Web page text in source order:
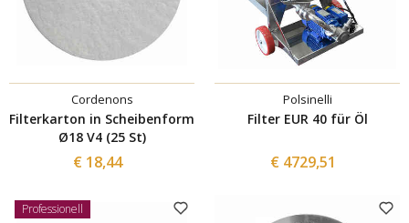
Cordenons
Filterkarton in Scheibenform
Ø18 V4 (25 St)
€ 18,44
Polsinelli
Filter EUR 40 für Öl
€ 4729,51
Professionell